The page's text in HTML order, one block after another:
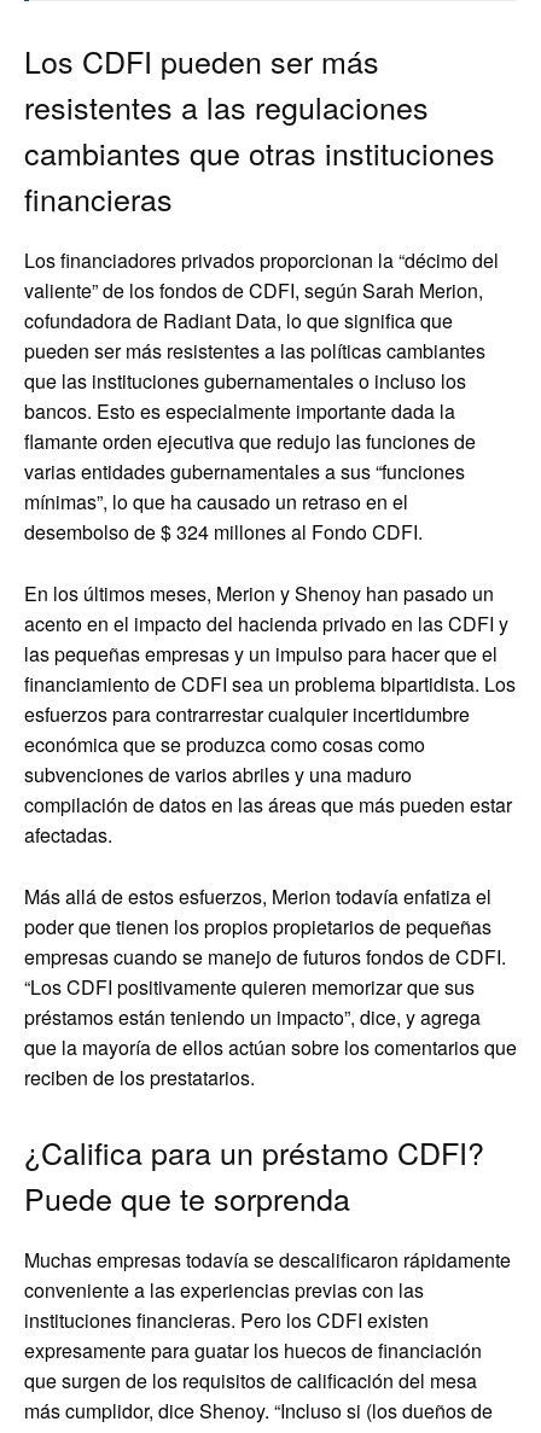
Los CDFI pueden ser más
resistentes a las regulaciones
cambiantes que otras instituciones
financieras
Los financiadores privados proporcionan la “décimo del
valiente” de los fondos de CDFI, según Sarah Merion,
cofundadora de Radiant Data, lo que significa que
pueden ser más resistentes a las políticas cambiantes
que las instituciones gubernamentales o incluso los
bancos. Esto es especialmente importante dada la
flamante orden ejecutiva que redujo las funciones de
varias entidades gubernamentales a sus “funciones
mínimas”, lo que ha causado un retraso en el
desembolso de $ 324 millones al Fondo CDFI.
En los últimos meses, Merion y Shenoy han pasado un
acento en el impacto del hacienda privado en las CDFI y
las pequeñas empresas y un impulso para hacer que el
financiamiento de CDFI sea un problema bipartidista. Los
esfuerzos para contrarrestar cualquier incertidumbre
económica que se produzca como cosas como
subvenciones de varios abriles y una maduro
compilación de datos en las áreas que más pueden estar
afectadas.
Más allá de estos esfuerzos, Merion todavía enfatiza el
poder que tienen los propios propietarios de pequeñas
empresas cuando se manejo de futuros fondos de CDFI.
“Los CDFI positivamente quieren memorizar que sus
préstamos están teniendo un impacto”, dice, y agrega
que la mayoría de ellos actúan sobre los comentarios que
reciben de los prestatarios.
¿Califica para un préstamo CDFI?
Puede que te sorprenda
Muchas empresas todavía se descalificaron rápidamente
conveniente a las experiencias previas con las
instituciones financieras. Pero los CDFI existen
expresamente para guatar los huecos de financiación
que surgen de los requisitos de calificación del mesa
más cumplidor, dice Shenoy. “Incluso si (los dueños de